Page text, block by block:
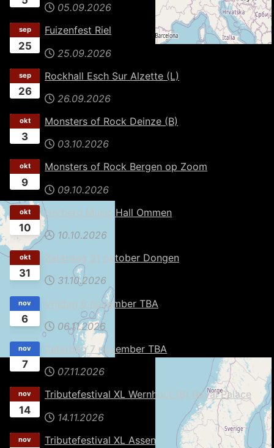
05.09.2026
25
sep
Fuizenfest Riel
25.09.2026
26
sep
Rockhall Esch Sur Alzette (L)
26.09.2026
3
okt
Monsters of Rock Deinze (B)
03.10.2026
9
okt
Monsters of Rock Bergen op Zoom
09.10.2026
10
okt
Herberg Music Hall Ommen
10.10.2026
31
okt
Zaterdag 31 oktober Dongen
31.10.2026
6
nov
Vrijdag 6 november TBA
06.11.2026
7
nov
Zaterdag 7 november TBA
07.11.2026
14
nov
Tributefestival XL Wernhout (B) Royal Palace
14.11.2026
nov
Tributefestival XL Assen